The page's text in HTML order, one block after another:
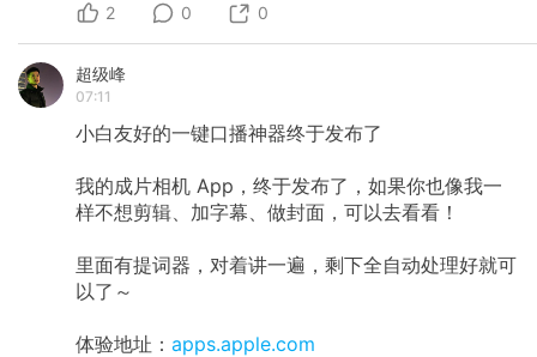
2 0 0
超级峰
07:11
小白友好的一键口播神器终于发布了
我的成片相机 App，终于发布了，如果你也像我一
样不想剪辑、加字幕、做封面，可以去看看！
里面有提词器，对着讲一遍，剩下全自动处理好就可
以了～
体验地址： apps.apple.com